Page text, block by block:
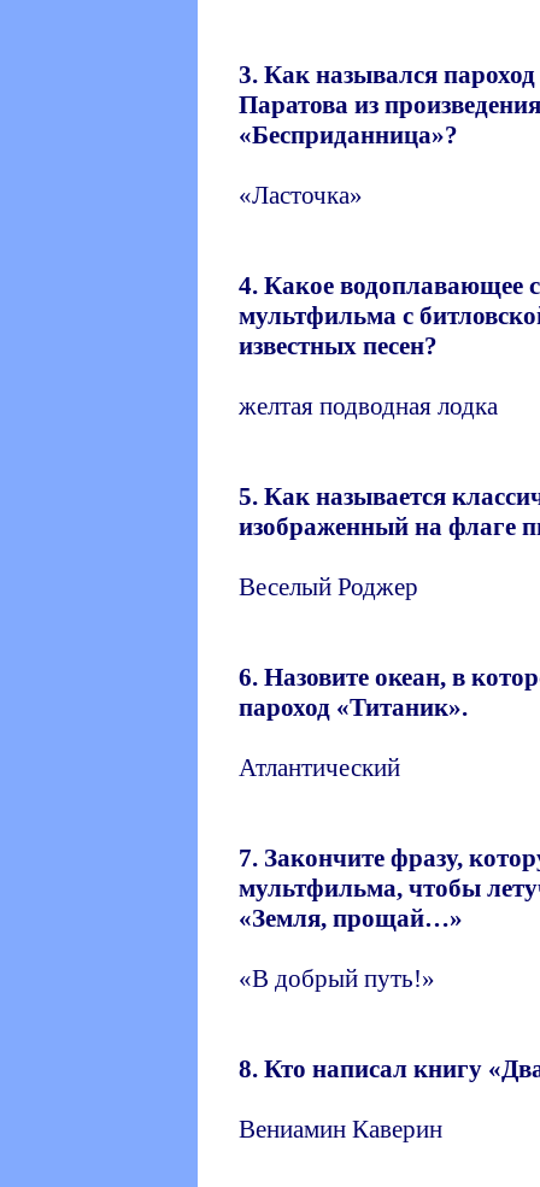
3. Как назывался
Паратова из
«Бесприданница»?
«Ласточка»
4. Какое водоплавающее
мультфильма с
известных песен?
желтая подводная лодка
5. Как называется
изображенный на флаге
Веселый Роджер
6. Назовите океан, в
пароход «Титаник».
Атлантический
7. Закончите фразу,
мультфильма, чтобы
«Земля, прощай…»
«В добрый путь!»
8. Кто написал книгу
Вениамин Каверин